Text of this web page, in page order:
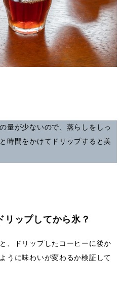
量が少ないので、蒸らしをしっ
時間をかけてドリップすると美
リップしてから氷？
、ドリップしたコーヒーに後か
うに味わいが変わるか検証して